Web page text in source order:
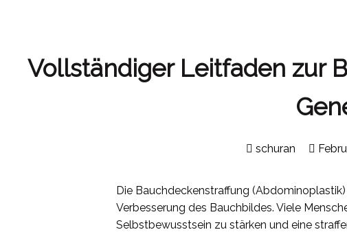
Vollständiger Leitfaden zur
schuran
Die Bauchdeckenstraffung
Verbesserung des Bauchbildes. Viele
Selbstbewusstsein zu stärken und eine